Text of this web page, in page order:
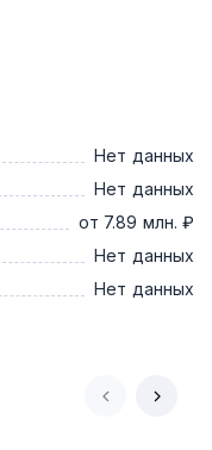
Нет данных
Нет данных
от 7.89 млн. ₽
Нет данных
Нет данных